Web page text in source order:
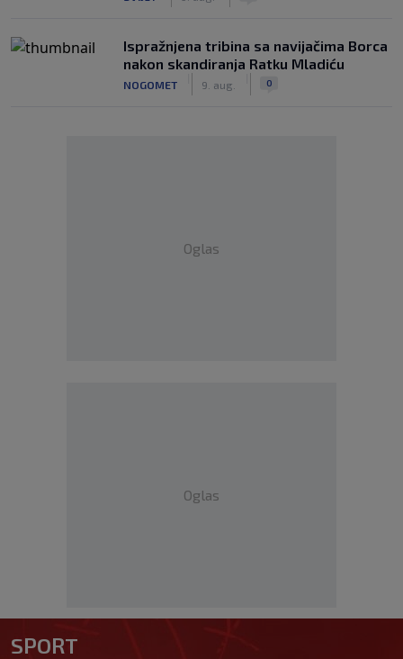
Ispražnjena tribina sa navijačima Borca
nakon skandiranja Ratku Mladiću
NOGOMET 9. aug. 0
Oglas
Oglas
SPORT